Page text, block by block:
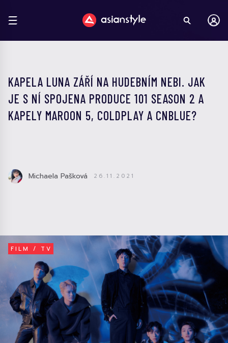
KAPELA LUNA ZÁŘÍ NA HUDEBNÍM NEBI. JAK
JE S NÍ SPOJENA PRODUCE 101 SEASON 2 A
KAPELY MAROON 5, COLDPLAY A CNBLUE?
Michaela Pašková 26.11.2021
FILM / TV